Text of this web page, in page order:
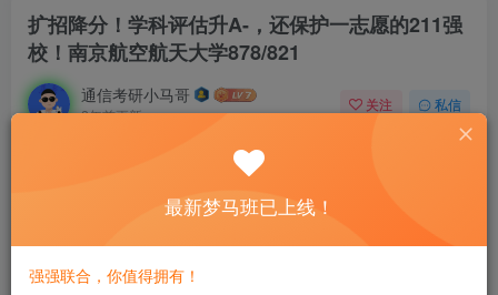
扩招降分！学科评估升A-，还保护一志愿的211强
校！ 南京航空航天大学878/821
通信考研小马哥
2年前更新
关注 私信
6本，千页纸质资料。 3本
答疑！
最新梦马班已上线！
强强联合，你值得拥有！